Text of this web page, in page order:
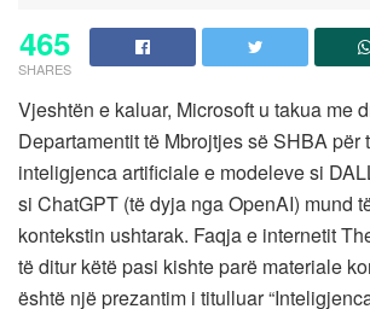
465
SHARES
Vjeshtën e kaluar, Microsoft u takua me
Departamentit të Mbrojtjes së SHBA për
inteligjenca artificiale e modeleve si
si ChatGPT (të dyja nga OpenAI) mund
kontekstin ushtarak. Faqja e internetit
të ditur këtë pasi kishte parë materiale
është një prezantim i titulluar